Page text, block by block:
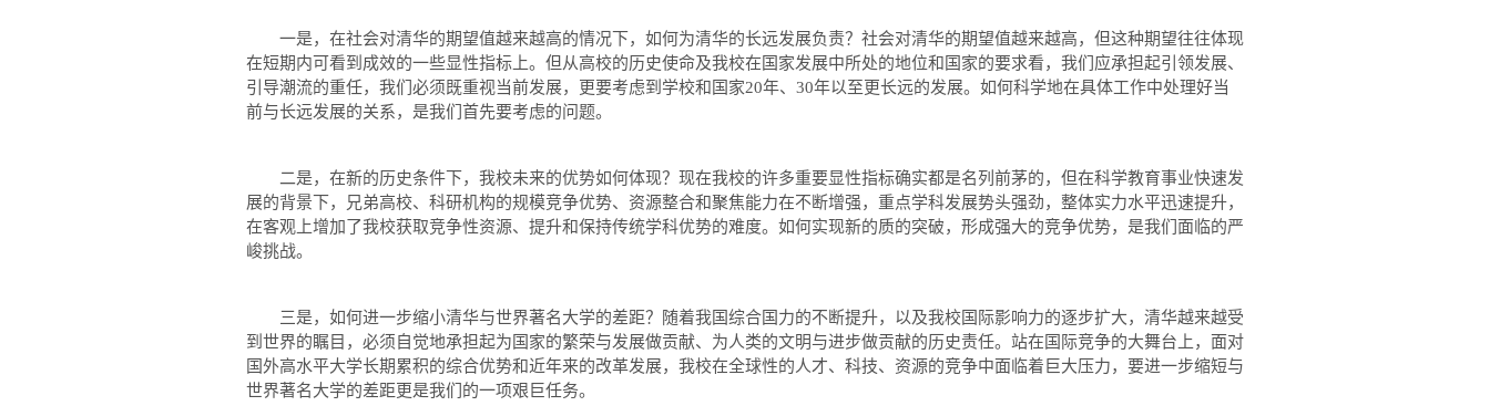
一是，在社会对清华的期望值越来越高的情况下，如何为清华的长远发展负责？社会对清华的期望值越来越高，但这种期望往往体现
在短期内可看到成效的一些显性指标上。但从高校的历史使命及我校在国家发展中所处的地位和国家的要求看，我们应承担起引领发展、
引导潮流的重任，我们必须既重视当前发展，更要考虑到学校和国家20年、 30年以至更长远的发展。如何科学地在具体工作中处理好当
前与长远发展的关系，是我们首先要考虑的问题。
二是，在新的历史条件下，我校未来的优势如何体现？现在我校的许多重要显性指标确实都是名列前茅的，但在科学教育事业快速发
展的背景下，兄弟高校、科研机构的规模竞争优势、资源整合和聚焦能力在不断增强，重点学科发展势头强劲，整体实力水平迅速提升，
在客观上增加了我校获取竞争性资源、提升和保持传统学科优势的难度。如何实现新的质的突破，形成强大的竞争优势，是我们面临的严
峻挑战。
三是，如何进一步缩小清华与世界著名大学的差距？随着我国综合国力的不断提升，以及我校国际影响力的逐步扩大，清华越来越受
到世界的瞩目，必须自觉地承担起为国家的繁荣与发展做贡献、为人类的文明与进步做贡献的历史责任。站在国际竞争的大舞台上，面对
国外高水平大学长期累积的综合优势和近年来的改革发展，我校在全球性的人才、科技、资源的竞争中面临着巨大压力，要进一步缩短与
世界著名大学的差距更是我们的一项艰巨任务。